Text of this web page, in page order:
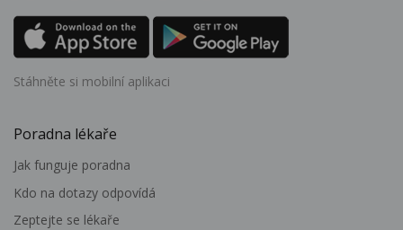
Stáhněte si mobilní aplikaci
Poradna lékaře
Jak funguje poradna
Kdo na dotazy odpovídá
Zeptejte se lékaře